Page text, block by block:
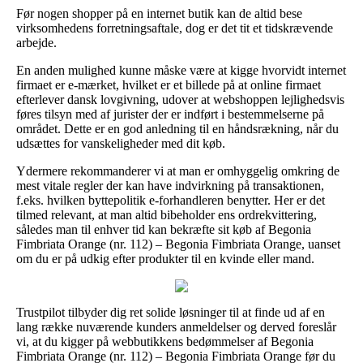
Før nogen shopper på en internet butik kan de altid bese
virksomhedens forretningsaftale, dog er det tit et tidskrævende
arbejde.
En anden mulighed kunne måske være at kigge hvorvidt internet
firmaet er e-mærket, hvilket er et billede på at online firmaet
efterlever dansk lovgivning, udover at webshoppen lejlighedsvis
føres tilsyn med af jurister der er indført i bestemmelserne på
området. Dette er en god anledning til en håndsrækning, når du
udsættes for vanskeligheder med dit køb.
Ydermere rekommanderer vi at man er omhyggelig omkring de
mest vitale regler der kan have indvirkning på transaktionen,
f.eks. hvilken byttepolitik e-forhandleren benytter. Her er det
tilmed relevant, at man altid bibeholder ens ordrekvittering,
således man til enhver tid kan bekræfte sit køb af Begonia
Fimbriata Orange (nr. 112) – Begonia Fimbriata Orange, uanset
om du er på udkig efter produkter til en kvinde eller mand.
Trustpilot tilbyder dig ret solide løsninger til at finde ud af en
lang række nuværende kunders anmeldelser og derved foreslår
vi, at du kigger på webbutikkens bedømmelser af Begonia
Fimbriata Orange (nr. 112) – Begonia Fimbriata Orange før du